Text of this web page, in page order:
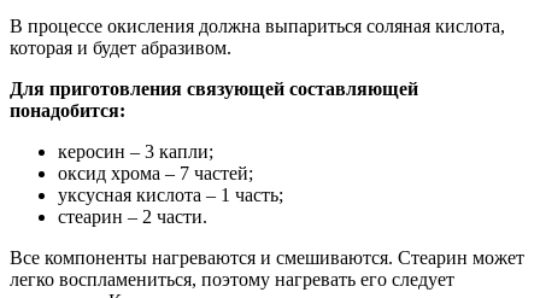
В процессе окисления должна выпариться соляная кислота,
которая и будет абразивом.
Для приготовления связующей составляющей
понадобится:
керосин – 3 капли;
оксид хрома – 7 частей;
уксусная кислота – 1 часть;
стеарин – 2 части.
Все компоненты нагреваются и смешиваются. Стеарин может
легко воспламениться, поэтому нагревать его следует